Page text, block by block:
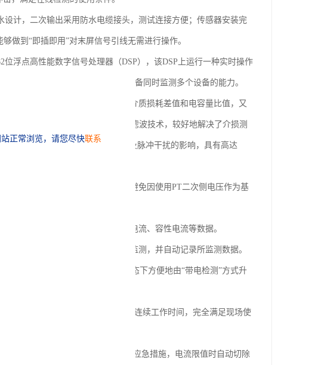
计，二次输出采用防水电缆接头，测试连接方便；传感器安装完
做到“即插即用”对末屏信号引线无需进行操作。
浮点高性能数字信号处理器（DSP），该DSP上运行一种实时操作
测量的实时测量与高精度计算。具备同时监测多个设备的能力。
既可测量两个同相电容型设备的介质损耗差值和电容量比值，又
偿式高精度电流传感器和的数字滤波技术，较好地解决了介损测
介质损耗测试结果不受谐波干扰及脉冲干扰的影响，具有高达
电容量比值的检测功能，不但可避免因使用PT二次侧电压作为基
监测的电压、电流、介损、阻性电流、容性电流等数据。
可以对设备进行长时间连续在线监测，并自动记录所监测数据。
单元”，可以在设备正常运行的状态下方便地由“带电检测”方式升
单，机内铅蓄电池可维持8小时的连续工作时间，完全满足现场使
（4档阻值）以降低接地电流作为应急措施，电流限值时自动切除